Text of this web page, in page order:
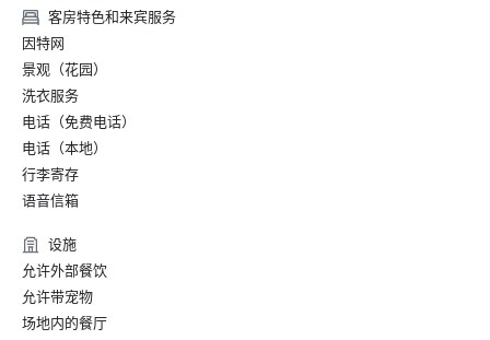
客房特色和来宾服务
因特网
景观（花园）
洗衣服务
电话（免费电话）
电话（本地）
行李寄存
语音信箱
设施
允许外部餐饮
允许带宠物
场地内的餐厅